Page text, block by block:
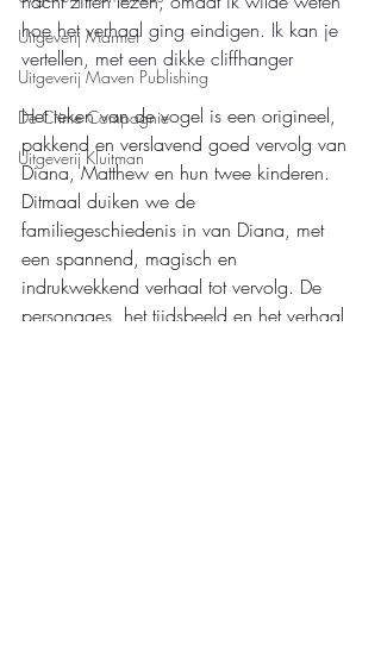
Uitgeverij Marmer
Uitgeverij Maven Publishing
De Crime Compagnie
Uitgeverij Kluitman
hoe het verhaal ging eindigen. Ik kan je
vertellen, met een dikke cliffhanger
Het teken van de vogel is een origineel,
pakkend en verslavend goed vervolg van
Diana, Matthew en hun twee kinderen.
Ditmaal duiken we de
familiegeschiedenis in van Diana, met
een spannend, magisch en
indrukwekkend verhaal tot vervolg. De
personages, het tijdsbeeld en het verhaal